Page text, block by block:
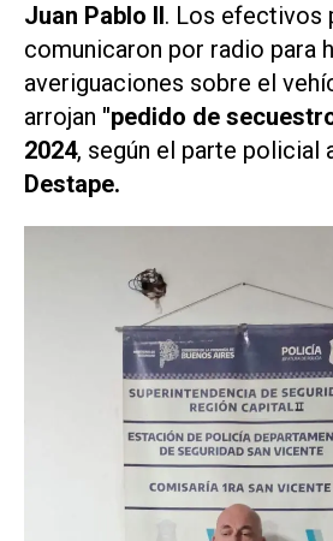
Juan Pablo II. Los efectivos
comunicaron por radio para
averiguaciones sobre el
arrojan "pedido de
2024, según el parte policial
Destape.